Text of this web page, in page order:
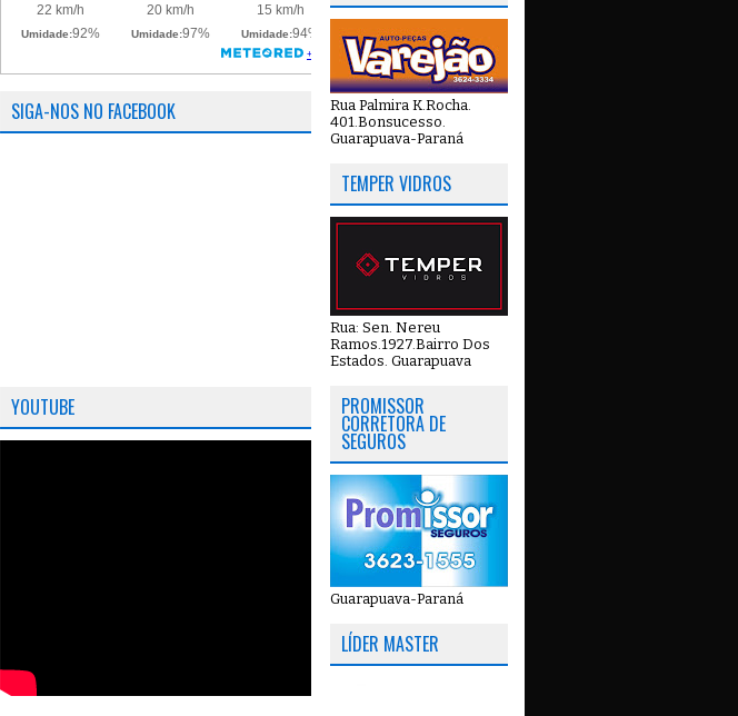
SIGA-NOS NO FACEBOOK
YOUTUBE
Rua Palmira K.Rocha.
401.Bonsucesso.
Guarapuava-Paraná
TEMPER VIDROS
Rua: Sen. Nereu
Ramos.1927.Bairro Dos
Estados. Guarapuava
PROMISSOR
CORRETORA DE
SEGUROS
Guarapuava-Paraná
LÍDER MASTER